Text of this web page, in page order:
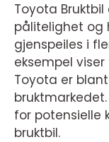
Toyota
pålitelighet og
gjenspeiles i
eksempel
Toyota er
for potensielle
bruktbil.